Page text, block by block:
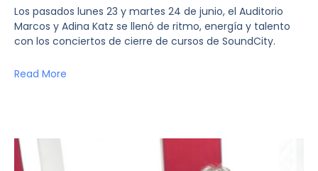
Los pasados lunes 23 y martes 24 de junio, el Auditorio
Marcos y Adina Katz se llenó de ritmo, energía y talento
con los conciertos de cierre de cursos de SoundCity.
Read More